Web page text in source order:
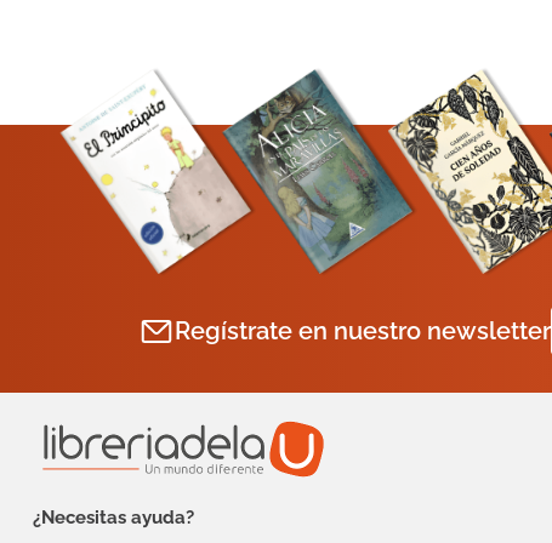
Regístrate en nuestro newsletter
¿Necesitas ayuda?